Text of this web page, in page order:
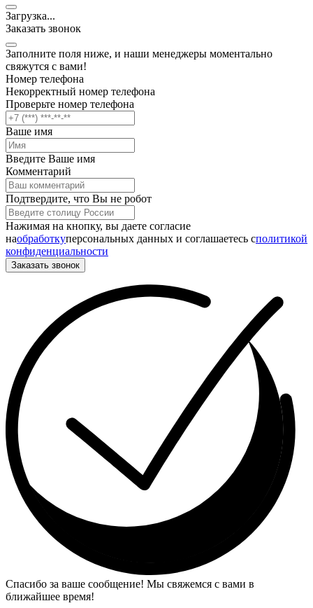
Загрузка...
Заказать звонок
Заполните поля ниже, и наши менеджеры моментально
свяжутся с вами!
Номер телефона
Некорректный номер телефона
Проверьте номер телефона
Ваше имя
Введите Ваше имя
Комментарий
Подтвердите, что Вы не робот
Нажимая на кнопку, вы даете согласие
наобработкуперсональных данных и соглашаетесь cполитикой
конфиденциальности
Заказать звонок
Спасибо за ваше сообщение! Мы свяжемся с вами в
ближайшее время!